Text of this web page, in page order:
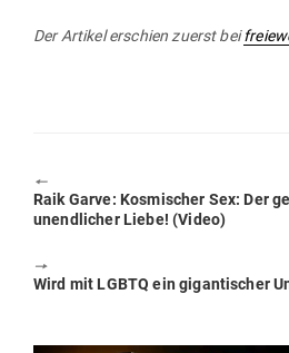
Der Artikel erschien zuerst bei
🠔
Previous
post:
Raik Garve: Kos­mi­scher Sex: Der
unend­licher Liebe! (Video)
🠖
Next
Wird mit LGBTQ ein gigan­ti­scher